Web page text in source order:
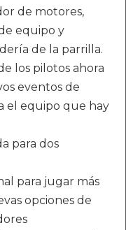
de motores,
equipo y
de la parrilla.
los pilotos ahora
eventos de
el equipo que hay
para dos
para jugar más
opciones de